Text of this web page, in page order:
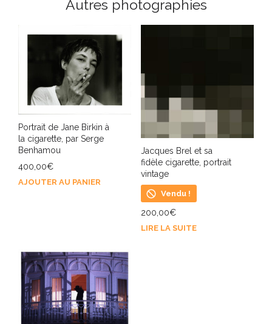
Autres photographies
Portrait de Jane Birkin à
la cigarette, par Serge
Benhamou
400,00€
AJOUTER AU PANIER
Jacques Brel et sa
fidèle cigarette, portrait
vintage
Vendu !
200,00€
LIRE LA SUITE